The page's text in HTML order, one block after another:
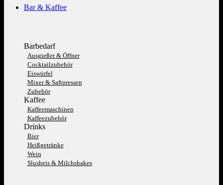
Bar & Kaffee
Barbedarf
Ausgießer & Öffner
Cocktailzubehör
Eiswürfel
Mixer & Saftpressen
Zubehör
Kaffee
Kaffeemaschinen
Kaffeezubehör
Drinks
Bier
Heißgetränke
Wein
Slusheis & Milchshakes